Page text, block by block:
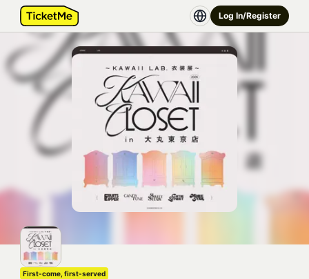
Log In/Register
First-come, first-served